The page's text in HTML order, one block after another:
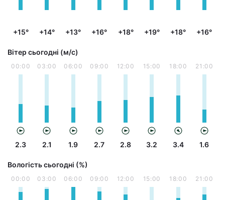
+15° +14° +13° +16° +18° +19° +18° +16°
Вітер сьогодні (м/с)
00:00
2.3
03:00
2.1
06:00
1.9
09:00
2.7
12:00
2.8
15:00
3.2
18:00
3.4
21:00
1.6
Вологість сьогодні (%)
00:00 03:00 06:00 09:00 12:00 15:00 18:00 21:00